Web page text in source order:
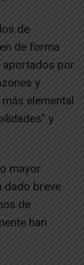
de
de forma
aportados por
y
elemental
y
mayor
dado breve
de
han